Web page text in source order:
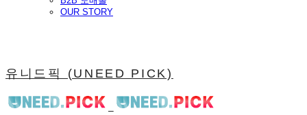
OUR STORY
유니드픽 (UNEED PICK)